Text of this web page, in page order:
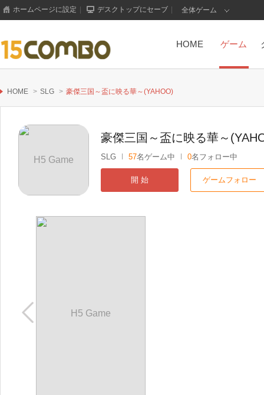
ホームページに設定 デスクトップにセーブ 全体ゲーム
HOME ゲーム
HOME > SLG > 豪傑三国～盃に映る華～(YAHOO)
H5 Game
豪傑三国～盃に映る華～
SLG 57名ゲーム中 0名フォロー中
開 始 ゲームフォロー
H5 Game